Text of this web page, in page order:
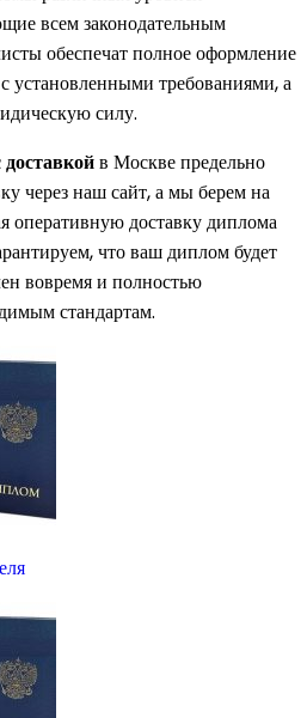
всем законодательным
обеспечат полное оформление
установленными требованиями, а
силу.
доставкойв Москве предельно
через наш сайт, а мы берем на
оперативную доставку диплома
что ваш диплом будет
вовремя и полностью
стандартам.